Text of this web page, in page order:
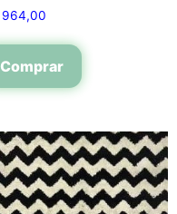
964,00
Comprar